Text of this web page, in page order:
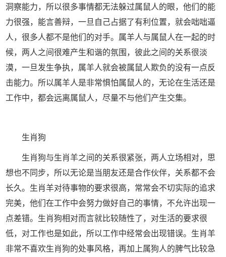
洞察能力，所以很多事情都无法躲过属鼠人的眼，他们的能
力很强，能言善辩，一旦自己占据了有利位置，就会咄咄逼
人，很多人都不是他们的对手。属羊人与属鼠人在一起的时
候，两人之间很难产生和谐的氛围，彼此之间的关系很淡
漠，一旦发生争执，属羊人就会被属鼠人欺负的没有一点反
击能力。所以属羊人是非常惧怕属鼠人的，无论在生活还是
工作中，都会远离属鼠人，尽量不与他们产生交集。
生肖狗
生肖狗与生肖羊之间的关系很紧张，两人立场相对，思
想也不同步，所以无论是当朋友还是合作伙伴，关系都不会
长久。生肖羊对待事物的要求很高，常常会不切实际的追求
完美，他们在工作中会努力做好自己的事情，不允许出现一
点差错。生肖狗相对而言就比较随性了，对生活的要求很
低，对工作也是如此，所以工作中经常会出现错误。生肖羊
非常不喜欢生肖狗的处事风格，再加上属狗人的脾气比较急